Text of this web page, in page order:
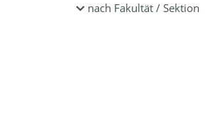
nach Fakultät / Sektion